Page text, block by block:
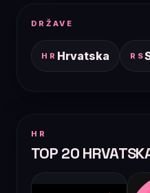
DRŽAVE
HR Hrvatska RS
HR
TOP 20